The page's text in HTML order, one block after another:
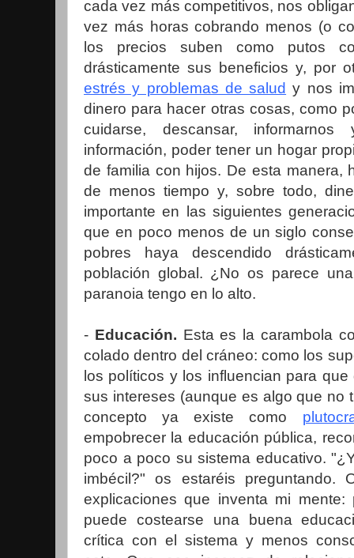
cada vez más competitivos, nos
vez más horas cobrando menos (o
los precios suben como putos
drásticamente sus beneficios y, por
estrés y problemas de salud y nos
dinero para hacer otras cosas, como
cuidarse, descansar,
información, poder tener un hogar
de familia con hijos. De esta manera,
de menos tiempo y, sobre todo,
importante en las siguientes
que en poco menos de un siglo
pobres haya descendido
población global. ¿No os parece
paranoia tengo en lo alto.
- Educación. Esta es la carambola
colado dentro del cráneo: como los
los políticos y los influencian para
sus intereses (aunque es algo que no
concepto ya existe como
empobrecer la educación pública,
poco a poco su sistema educativo.
imbécil?" os estaréis preguntando.
explicaciones que inventa mi
puede costearse una buena
crítica con el sistema y menos